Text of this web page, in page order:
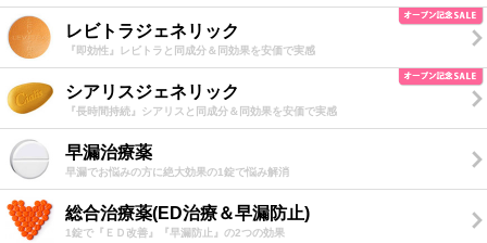
レビトラジェネリック
『即効性』レビトラと同成分＆同効果を安価で実感
シアリスジェネリック
『長時間持続』シアリスと同成分＆同効果を安価で実感
早漏治療薬
早漏でお悩みの方に絶大効果の1錠で悩み解消
総合治療薬(ED治療＆早漏防止)
1錠で『ＥＤ改善』『早漏防止』の2つの効果